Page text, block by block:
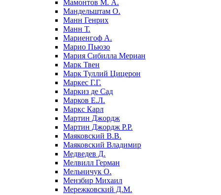
Мамонтов М. А.
Мандельштам О.
Манн Генрих
Манн Т.
Мариенгоф А.
Марио Пьюзо
Мария Сибилла Мериан
Марк Твен
Марк Туллий Цицерон
Маркес Г.Г.
Маркиз де Сад
Марков Е.Л.
Маркс Карл
Мартин Джордж
Мартин Джордж Р.Р.
Маяковский В.В.
Маяковский Владимир
Медведев Д.
Мелвилл Герман
Мельничук О.
Мензбир Михаил
Мережковский Д.М.